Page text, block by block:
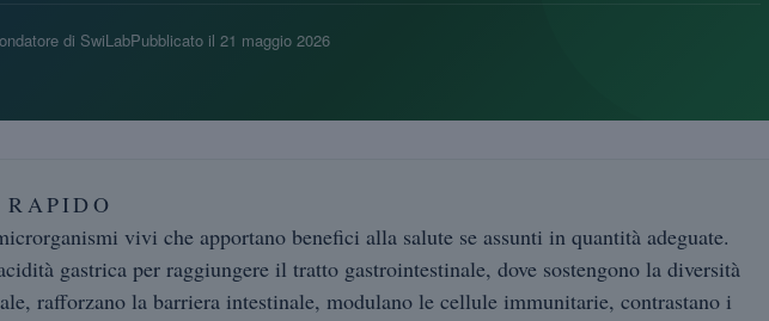
di SwiLabPubblicato il 21 maggio 2026
vivi che apportano benefici alla salute se assunti in quantità adeguate.
gastrica per raggiungere il tratto gastrointestinale, dove sostengono la diversità
rafforzano la barriera intestinale, modulano le cellule immunitarie, contrastano i